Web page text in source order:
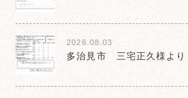
2026.08.03
多治見市 三宅正久様より